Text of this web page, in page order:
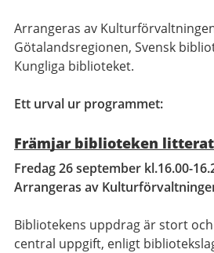
Arrangeras av
Götalandsregionen, Svensk
Kungliga biblioteket.
Ett urval ur programmet:
Främjar biblioteken
Fredag 26 september kl.16.00-
Arrangeras av
Bibliotekens uppdrag är stort
central uppgift, enligt